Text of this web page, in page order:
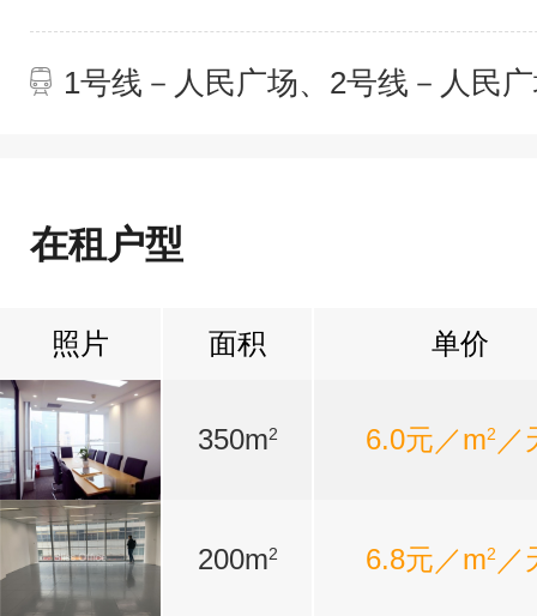
1号线－人民广场、2号线－人民
在租户型
照片 面积 单价
350m2 6.0元／m2 ／
200m2 6.8元／m2 ／